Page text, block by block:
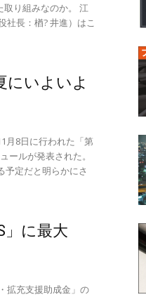
り組みなのか。 江
社長：楢? 井進）はこ
にいよいよ
月8日に行われた「第
ールが発表された。
予定だと明らかにさ
」に最大
拡充支援助成金」の